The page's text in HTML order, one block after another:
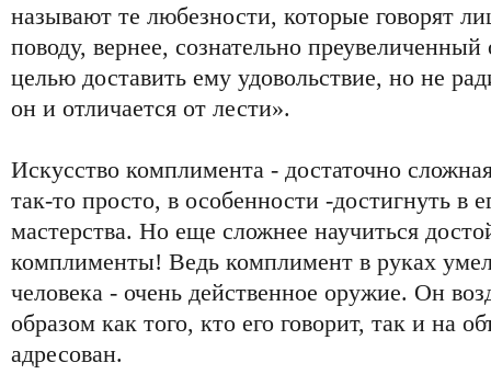
называют те любезности, которые говорят
поводу, вернее, сознательно
целью доставить ему удовольствие, но не
он и отличается от лести».
Искусство комплимента - достаточно
так-то просто, в особенности -достигнуть в
мастерства. Но еще сложнее научиться
комплименты! Ведь комплимент в руках
человека - очень действенное оружие. Он
образом как того, кто его говорит, так и на
адресован.